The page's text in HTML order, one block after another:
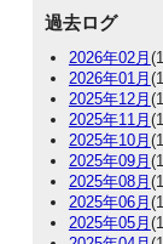
過去ログ
2026年02月
2026年01月
2025年12月
2025年11月
2025年10月
2025年09月
2025年08月
2025年06月
2025年05月